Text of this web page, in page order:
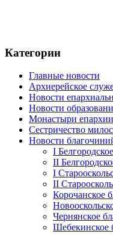
Категории
Главные новости
Архиерейское
Новости
Новости
Монастыри епархии
Сестричество
Новости
I
II
I
II
Корочанское
Чернянское
Шебекинское